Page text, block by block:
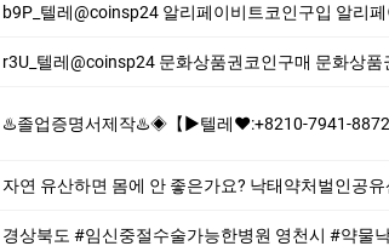
b9P_텔레@coinsp24 알리페이비트코인구입 알리
r3U_텔레@coinsp24 문화상품권코인구매 문화상품
♨️졸업증명서제작♨️◈【▶텔레♥:+8210-7941-8872 】【▶텔레♥ : +8210-8069-3799 】◈♨️〓소득금
자연 유산하면 몸에 안 좋은가요? 낙태약처벌인공
경상북도 #임신중절수술가능한병원 영천시 #약물